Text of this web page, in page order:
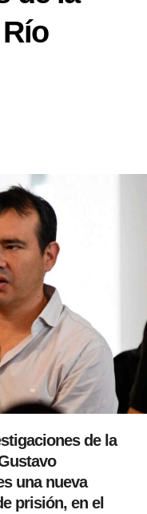
de la
una nueva
prisión, en el